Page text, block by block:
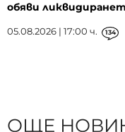
обяви
05.08.2026 | 17:00 ч. 134
ОЩЕ